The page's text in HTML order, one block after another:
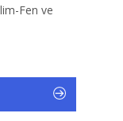
Fen ve